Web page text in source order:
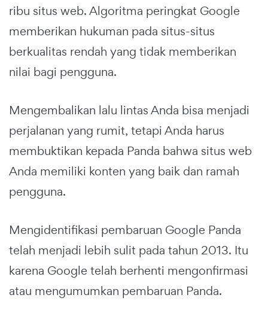
ribu situs web. Algoritma peringkat Google
memberikan hukuman pada situs-situs
berkualitas rendah yang tidak memberikan
nilai bagi pengguna.
Mengembalikan lalu lintas Anda bisa menjadi
perjalanan yang rumit, tetapi Anda harus
membuktikan kepada Panda bahwa situs web
Anda memiliki konten yang baik dan ramah
pengguna.
Mengidentifikasi pembaruan Google Panda
telah menjadi lebih sulit pada tahun 2013. Itu
karena Google telah berhenti mengonfirmasi
atau mengumumkan pembaruan Panda.